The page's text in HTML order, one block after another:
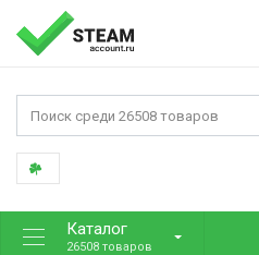
Каталог
26508 товаров